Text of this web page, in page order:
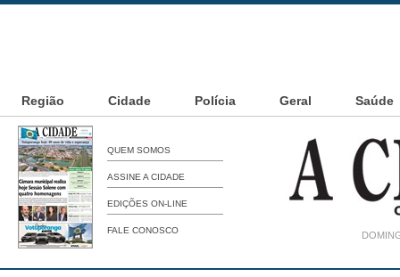
Região Cidade Polícia Geral Saúde
QUEM SOMOS
ASSINE A CIDADE
EDIÇÕES ON-LINE
FALE CONOSCO